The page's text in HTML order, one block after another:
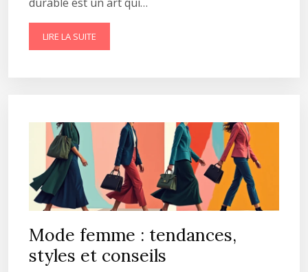
LIRE LA SUITE
Mode femme : tendances,
styles et conseils